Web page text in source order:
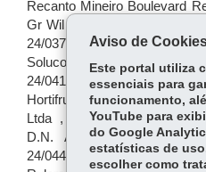
Aviso de
Este portal utiliza
essenciais para
funcionamento,
YouTube para
do Google
estatísticas de
escolher como